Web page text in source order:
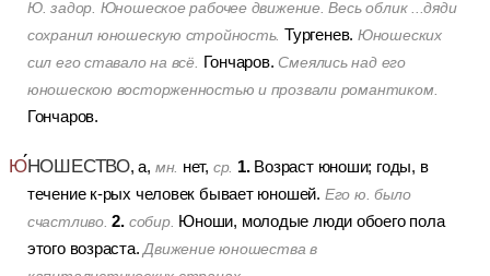
Ю. задор. Юношеское рабочее движение. Весь облик ...дяди
сохранил юношескую стройность. Тургенев. Юношеских
сил его ставало на всё.
Гончаров. Смеялись над его
юношескою восторженностью и прозвали романтиком.
Гончаров.
ЮНОШЕСТВО, а, мн. нет, ср. 1. Возраст юноши; годы, в
течение к-рых человек бывает юношей. Его ю. было
счастливо. 2. собир. Юноши, молодые люди обоего пола
этого возраста. Движение юношества в